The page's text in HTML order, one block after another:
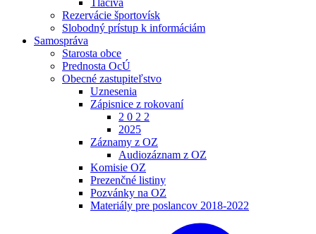
Tlačivá
Rezervácie športovísk
Slobodný prístup k informáciám
Samospráva
Starosta obce
Prednosta OcÚ
Obecné zastupiteľstvo
Uznesenia
Zápisnice z rokovaní
2 0 2 2
2025
Záznamy z OZ
Audiozáznam z OZ
Komisie OZ
Prezenčné listiny
Pozvánky na OZ
Materiály pre poslancov 2018-2022